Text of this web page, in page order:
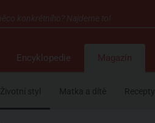
Encyklopedie Magazín
Životní styl Matka a dítě Recepty